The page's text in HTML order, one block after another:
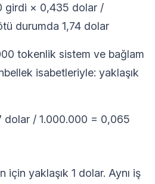
girdi × 0,435 dolar /
durumda 1,74 dolar
tokenlik sistem ve bağlam
isabetleriyle: yaklaşık
dolar / 1.000.000 = 0,065
için yaklaşık 1 dolar. Aynı iş